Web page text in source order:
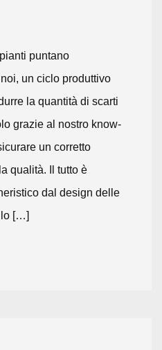
puntano
un ciclo produttivo
la quantità di scarti
grazie al nostro know-
un corretto
qualità. Il tutto è
dal design delle
[…]